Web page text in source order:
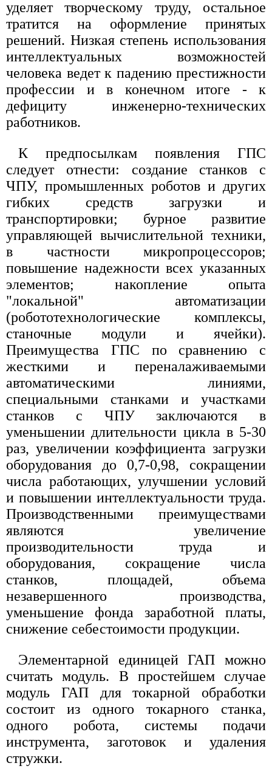
уделяет творческому труду, остальное
тратится на оформление принятых
решений. Низкая степень использования
интеллектуальных возможностей
человека ведет к падению престижности
профессии и в конечном итоге - к
дефициту инженерно-технических
работников.
К предпосылкам появления ГПС
следует отнести: создание станков с
ЧПУ, промышленных роботов и других
гибких средств загрузки и
транспортировки; бурное развитие
управляющей вычислительной техники,
в частности микропроцессоров;
повышение надежности всех указанных
элементов; накопление опыта
"локальной" автоматизации
(робототехнологические комплексы,
станочные модули и ячейки).
Преимущества ГПС по сравнению с
жесткими и переналаживаемыми
автоматическими линиями,
специальными станками и участками
станков с ЧПУ заключаются в
уменьшении длительности цикла в 5-30
раз, увеличении коэффициента загрузки
оборудования до 0,7-0,98, сокращении
числа работающих, улучшении условий
и повышении интеллектуальности труда.
Производственными преимуществами
являются увеличение
производительности труда и
оборудования, сокращение числа
станков, площадей, объема
незавершенного производства,
уменьшение фонда заработной платы,
снижение себестоимости продукции.
Элементарной единицей ГАП можно
считать модуль. В простейшем случае
модуль ГАП для токарной обработки
состоит из одного токарного станка,
одного робота, системы подачи
инструмента, заготовок и удаления
стружки.